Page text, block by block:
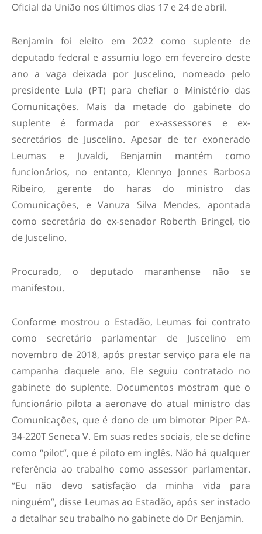
Oficial da União nos últimos dias 17 e 24 de abril.
Benjamin foi eleito em 2022 como suplente de
deputado federal e assumiu logo em fevereiro deste
ano a vaga deixada por Juscelino, nomeado pelo
presidente Lula (PT) para chefiar o Ministério das
Comunicações. Mais da metade do gabinete do
suplente é formada por ex-assessores e ex-
secretários de Juscelino. Apesar de ter exonerado
Leumas e Juvaldi, Benjamin mantém como
funcionários, no entanto, Klennyo Jonnes Barbosa
Ribeiro, gerente do haras do ministro das
Comunicações, e Vanuza Silva Mendes, apontada
como secretária do ex-senador Roberth Bringel, tio
de Juscelino.
Procurado, o deputado maranhense não se
manifestou.
Conforme mostrou o Estadão, Leumas foi contrato
como secretário parlamentar de Juscelino em
novembro de 2018, após prestar serviço para ele na
campanha daquele ano. Ele seguiu contratado no
gabinete do suplente. Documentos mostram que o
funcionário pilota a aeronave do atual ministro das
Comunicações, que é dono de um bimotor Piper PA-
34-220T Seneca V. Em suas redes sociais, ele se define
como “pilot”, que é piloto em inglês. Não há qualquer
referência ao trabalho como assessor parlamentar.
“Eu não devo satisfação da minha vida para
ninguém”, disse Leumas ao Estadão, após ser instado
a detalhar seu trabalho no gabinete do Dr Benjamin.